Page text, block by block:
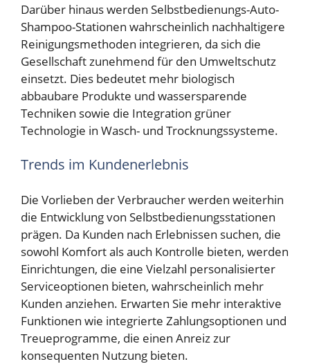
Darüber hinaus werden Selbstbedienungs-Auto-
Shampoo-Stationen wahrscheinlich nachhaltigere
Reinigungsmethoden integrieren, da sich die
Gesellschaft zunehmend für den Umweltschutz
einsetzt. Dies bedeutet mehr biologisch
abbaubare Produkte und wassersparende
Techniken sowie die Integration grüner
Technologie in Wasch- und Trocknungssysteme.
Trends im Kundenerlebnis
Die Vorlieben der Verbraucher werden weiterhin
die Entwicklung von Selbstbedienungsstationen
prägen. Da Kunden nach Erlebnissen suchen, die
sowohl Komfort als auch Kontrolle bieten, werden
Einrichtungen, die eine Vielzahl personalisierter
Serviceoptionen bieten, wahrscheinlich mehr
Kunden anziehen. Erwarten Sie mehr interaktive
Funktionen wie integrierte Zahlungsoptionen und
Treueprogramme, die einen Anreiz zur
konsequenten Nutzung bieten.